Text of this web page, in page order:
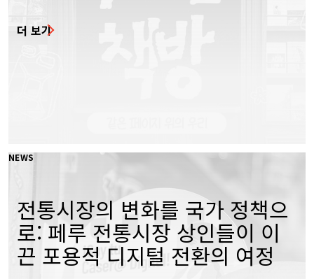
더 보기
NEWS
전통시장의 변화를 국가 정책으
로: 페루 전통시장 상인들이 이
끈 포용적 디지털 전환의 여정